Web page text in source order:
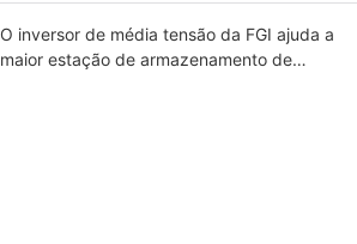
O inversor de média tensão da FGI ajuda a
maior estação de armazenamento de